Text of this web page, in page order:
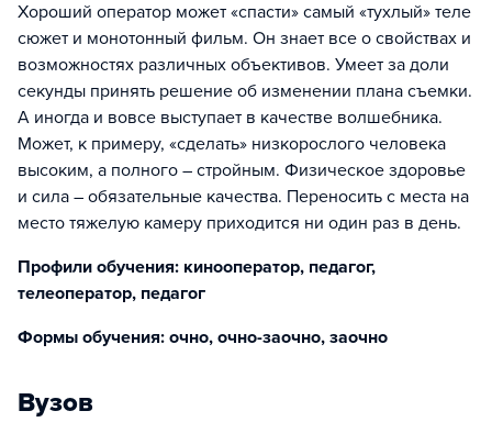
Хороший оператор может «спасти» самый «тухлый» теле
сюжет и монотонный фильм. Он знает все о свойствах и
возможностях различных объективов. Умеет за доли
секунды принять решение об изменении плана съемки.
А иногда и вовсе выступает в качестве волшебника.
Может, к примеру, «сделать» низкорослого человека
высоким, а полного – стройным. Физическое здоровье
и сила – обязательные качества. Переносить с места на
место тяжелую камеру приходится ни один раз в день.
Профили обучения: кинооператор, педагог,
телеоператор, педагог
Формы обучения: очно, очно-заочно, заочно
Вузов